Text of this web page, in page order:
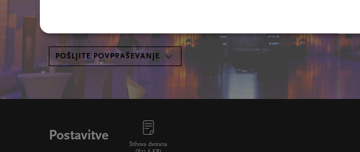
POŠLJITE POVPRAŠEVANJE
Postavitve
Štihova dvorana